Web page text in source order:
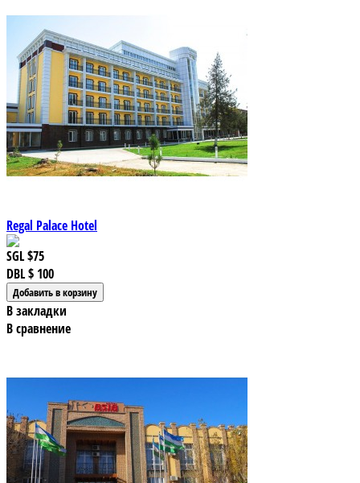
Regal Palace Hotel
SGL$75
DBL$ 100
В закладки
В сравнение